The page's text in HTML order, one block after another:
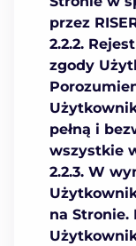
przez
2.2.2.
zgody
pełną i
wszystkie
2.2.3. W
na Stronie.